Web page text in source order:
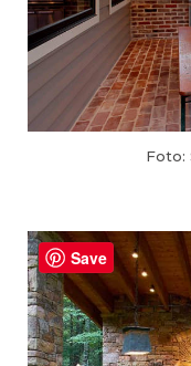
Foto:
Save